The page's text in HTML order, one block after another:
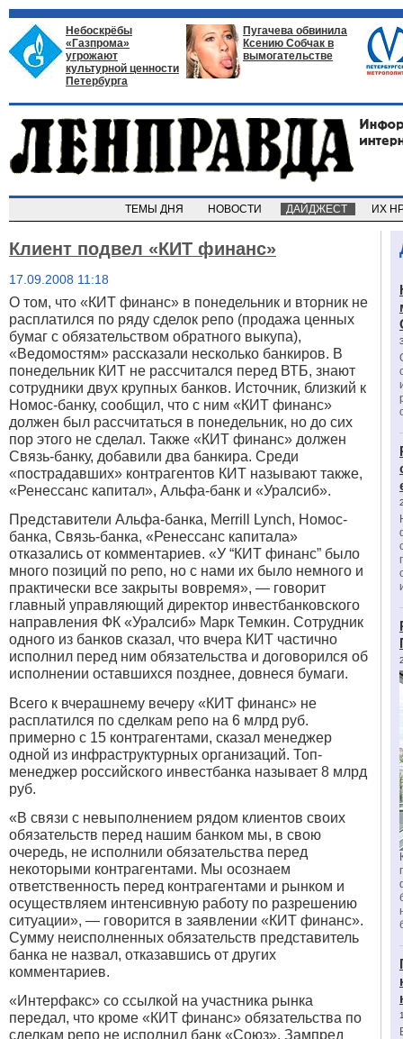
Небоскрёбы
«Газпрома»
угрожают
культурной ценности
Петербурга
Пугачева обвинила
Ксению Собчак в
вымогательстве
ТЕМЫ ДНЯ НОВОСТИ ДАЙДЖЕСТ ИХ
Клиент подвел «КИТ финанс»
17.09.2008 11:18
О том, что «КИТ финанс» в понедельник и вторник не
расплатился по ряду сделок репо (продажа ценных
бумаг с обязательством обратного выкупа),
«Ведомостям» рассказали несколько банкиров. В
понедельник КИТ не рассчитался перед ВТБ, знают
сотрудники двух крупных банков. Источник, близкий к
Номос-банку, сообщил, что с ним «КИТ финанс»
должен был рассчитаться в понедельник, но до сих
пор этого не сделал. Также «КИТ финанс» должен
Связь-банку, добавили два банкира. Среди
«пострадавших» контрагентов КИТ называют также,
«Ренессанс капитал», Альфа-банк и «Уралсиб».
Представители Альфа-банка, Merrill Lynch, Номос-
банка, Связь-банка, «Ренессанс капитала»
отказались от комментариев. «У “КИТ финанс” было
много позиций по репо, но с нами их было немного и
практически все закрыты вовремя», — говорит
главный управляющий директор инвестбанковского
направления ФК «Уралсиб» Марк Темкин. Сотрудник
одного из банков сказал, что вчера КИТ частично
исполнил перед ним обязательства и договорился об
исполнении оставшихся позднее, довнеся бумаги.
Всего к вчерашнему вечеру «КИТ финанс» не
расплатился по сделкам репо на 6 млрд руб.
примерно с 15 контрагентами, сказал менеджер
одной из инфраструктурных организаций. Топ-
менеджер российского инвестбанка называет 8 млрд
руб.
«В связи с невыполнением рядом клиентов своих
обязательств перед нашим банком мы, в свою
очередь, не исполнили обязательства перед
некоторыми контрагентами. Мы осознаем
ответственность перед контрагентами и рынком и
осуществляем интенсивную работу по разрешению
ситуации», — говорится в заявлении «КИТ финанс».
Сумму неисполненных обязательств представитель
банка не назвал, отказавшись от других
комментариев.
«Интерфакс» со ссылкой на участника рынка
передал, что кроме «КИТ финанс» обязательства по
сделкам репо не исполнил банк «Союз». Зампред